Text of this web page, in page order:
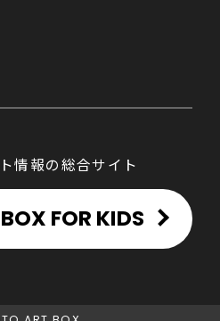
情報の総合サイト
FOR KIDS